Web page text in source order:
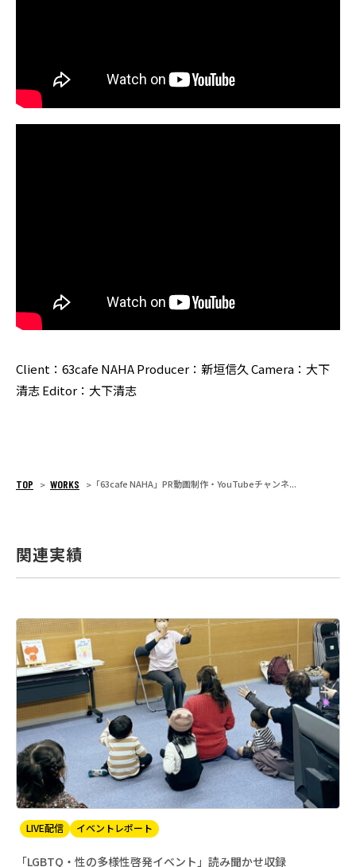
Client：63cafe NAHAProducer：新垣信久 Camera：大下
清志Editor：大下清志
TOP > WORKS > 「63cafe NAHA」PR動画制作・YouTubeチャンネ...
関連実績
LIVE配信 イベントレポート
「LGBTQ・性の多様性啓発イベント」読み聞かせ収録